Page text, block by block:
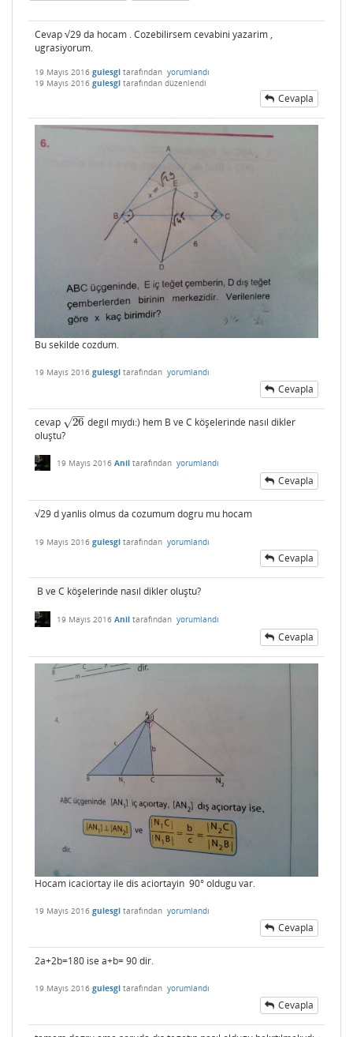
Cevap √29 da hocam . Cozebilirsem cevabini yazarim ,
ugrasiyorum.
19 Mayıs 2016 gulesgl tarafından yorumlandı
19 Mayıs 2016 gulesgl tarafından düzenlendi
Cevapla
Bu sekilde cozdum.
19 Mayıs 2016 gulesgl tarafından yorumlandı
Cevapla
cevap 26
−−
√
26
degıl mıydı:) hem B ve C köşelerinde nasıl dikler
oluştu?
19 Mayıs 2016 Anil tarafından yorumlandı
Cevapla
√29 d yanlis olmus da cozumum dogru mu hocam
19 Mayıs 2016 gulesgl tarafından yorumlandı
Cevapla
B ve C köşelerinde nasıl dikler oluştu?
19 Mayıs 2016 Anil tarafından yorumlandı
Cevapla
Hocam icaciortay ile dis aciortayin 90° oldugu var.
19 Mayıs 2016 gulesgl tarafından yorumlandı
Cevapla
2a+2b=180 ise a+b= 90 dir.
19 Mayıs 2016 gulesgl tarafından yorumlandı
Cevapla